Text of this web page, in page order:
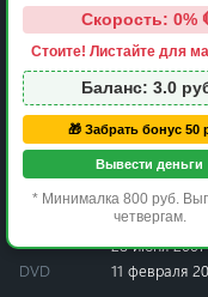
10
9
8 stars
7 stars
6 stars
5 stars
4 stars
3 stars
2 stars
1 star
Питер Сон,
Уилл Арнетт,
Время
1 час 51
22 июня 2007
28 июня
DVD
11 февраля
Скорость: 0%
Стоите! Листайте для
Баланс: 3.0
🎁 Забрать бонус 50
Вывести деньги
* Минималка 800 руб.
четвергам.